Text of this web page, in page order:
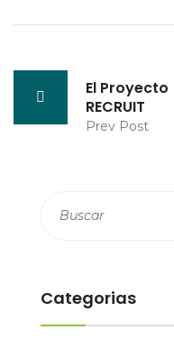
El Proyecto
RECRUIT
Prev Post
Categorias